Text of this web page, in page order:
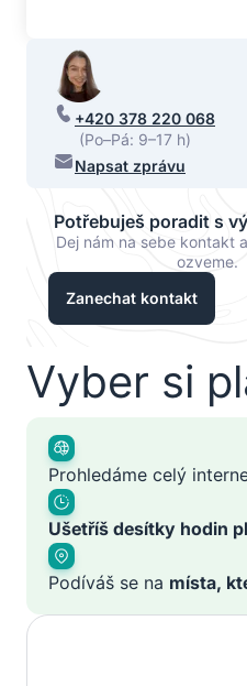
+420 378 220 068
(Po–Pá: 9–17 h)
Napsat zprávu
Potřebuješ poradit s
Dej nám na sebe kontakt
ozveme.
Zanechat kontakt
Vyber si
Prohledáme celý
Ušetříš desítky hodin
Podíváš se na místa,